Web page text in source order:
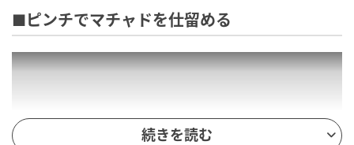
■ピンチでマチャドを仕留める
続きを読む